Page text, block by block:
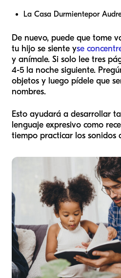
La Casa Durmientepor
De nuevo, puede que tome
tu hijo se siente yse
y anímale. Si solo lee tres
4-5 la noche siguiente.
objetos y luego pídele que
nombres.
Esto ayudará a desarrollar
lenguaje expresivo como
tiempo practicar los sonidos